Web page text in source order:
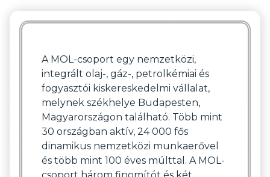
A MOL-csoport egy nemzetközi,
integrált olaj-, gáz-, petrolkémiai és
fogyasztói kiskereskedelmi vállalat,
melynek székhelye Budapesten,
Magyarországon található. Több mint
30 országban aktív, 24 000 fős
dinamikus nemzetközi munkaerővel
és több mint 100 éves múlttal. A MOL-